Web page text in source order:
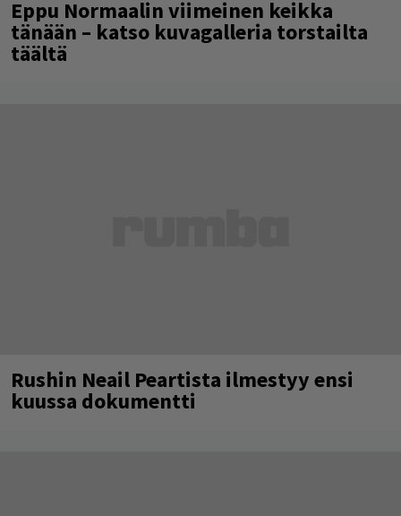
Eppu Normaalin viimeinen keikka
tänään – katso kuvagalleria torstailta
täältä
Rushin Neail Peartista ilmestyy ensi
kuussa dokumentti